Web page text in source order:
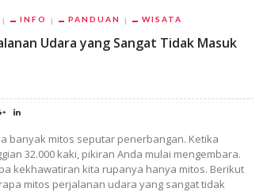
INFO PANDUAN WISATA
Udara yang Sangat Tidak Masuk
banyak mitos seputar penerbangan. Ketika
32.000 kaki, pikiran Anda mulai mengembara.
kekhawatiran kita rupanya hanya mitos. Berikut
mitos perjalanan udara yang sangat tidak